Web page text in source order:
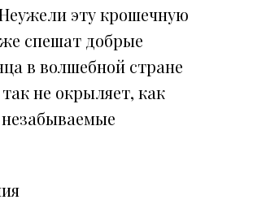
эту крошечную
спешат добрые
в волшебной стране
не окрыляет, как